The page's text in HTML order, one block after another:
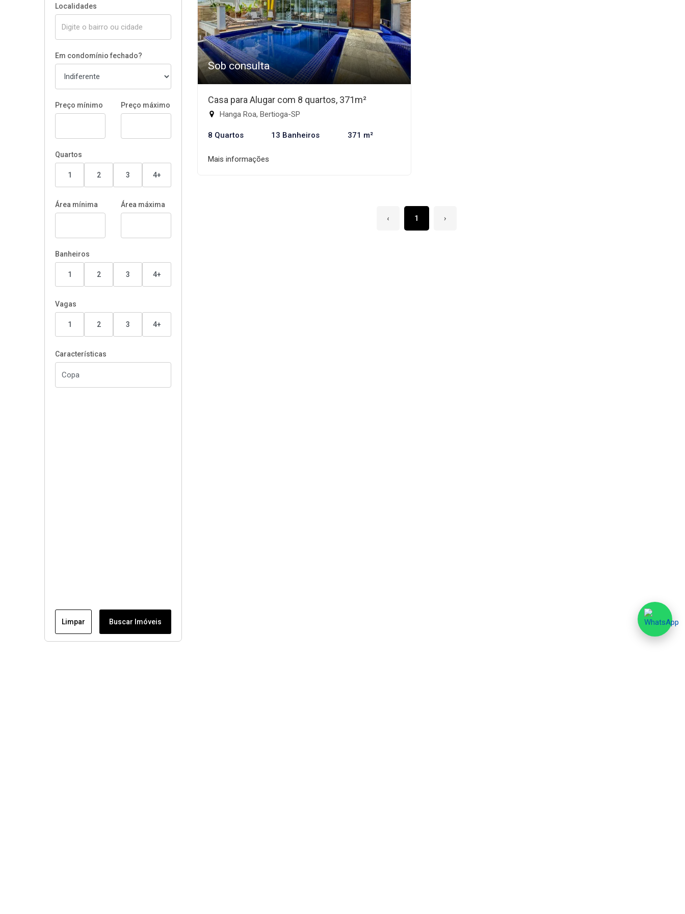
Localidades
Em condomínio fechado?
Preço mínimo Preço máximo
Quartos
1 2 3 4+
Área mínima Área máxima
Banheiros
1 2 3 4+
Vagas
1 2 3 4+
Características
Limpar Buscar Imóveis
Sob consulta
Casa para Alugar com 8 quartos, 371m²
Hanga Roa, Bertioga-SP
8 Quartos 13 Banheiros 371 m²
Mais informações
‹ 1 ›